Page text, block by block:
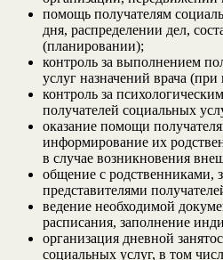
помощь получателям
дня, распределении дел,
(планировании);
контроль за выполнением
услуг назначений врача
контроль за
получателей социальных
оказание помощи
информирование их
в случае возникновения
общение с родственниками,
представителями
ведение необходимой
расписания, заполнение
организация дневной
социальных услуг, в том